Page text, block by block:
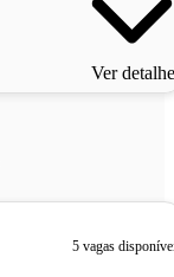
Ver
5 vagas